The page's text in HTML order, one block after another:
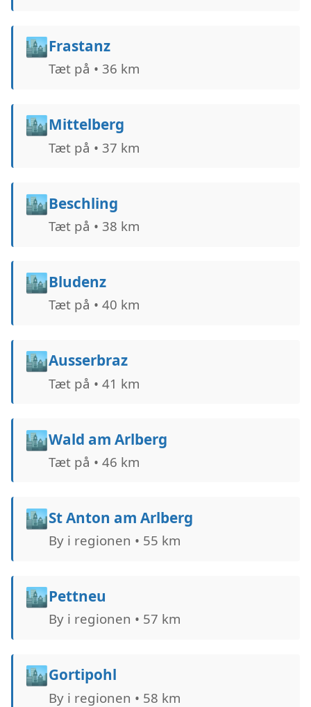
🏙️Frastanz
Tæt på • 36 km
🏙️Mittelberg
Tæt på • 37 km
🏙️Beschling
Tæt på • 38 km
🏙️Bludenz
Tæt på • 40 km
🏙️Ausserbraz
Tæt på • 41 km
🏙️Wald am Arlberg
Tæt på • 46 km
🏙️St Anton am Arlberg
By i regionen • 55 km
🏙️Pettneu
By i regionen • 57 km
🏙️Gortipohl
By i regionen • 58 km